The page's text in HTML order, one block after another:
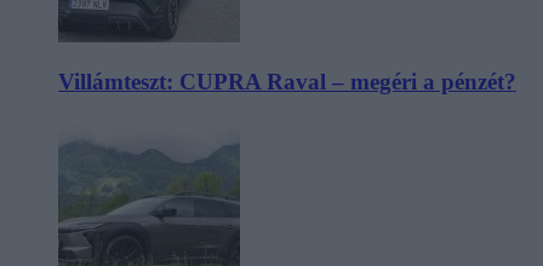
Villámteszt: CUPRA Raval – megéri a pénzét?